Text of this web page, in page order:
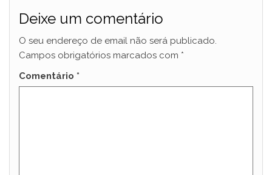
Deixe um comentário
O seu endereço de email não será publicado.
Campos obrigatórios marcados com *
Comentário *